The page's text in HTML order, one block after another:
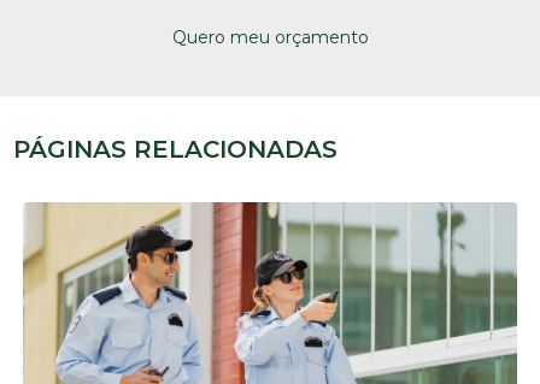
Quero meu orçamento
PÁGINAS RELACIONADAS